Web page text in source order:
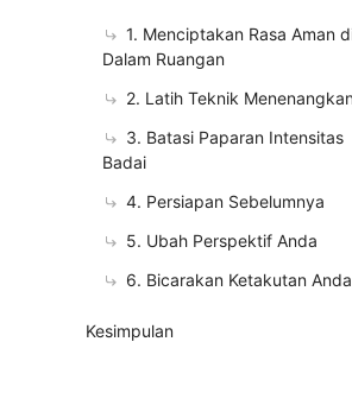
1. Menciptakan Rasa Aman
Dalam Ruangan
2. Latih Teknik
3. Batasi Paparan Intensitas
Badai
4. Persiapan Sebelumnya
5. Ubah Perspektif Anda
6. Bicarakan Ketakutan Anda
Kesimpulan